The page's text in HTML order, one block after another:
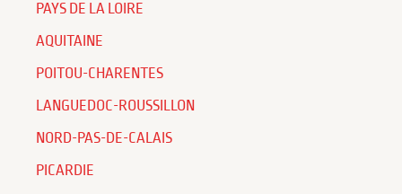
PAYS DE LA LOIRE
AQUITAINE
POITOU-CHARENTES
LANGUEDOC-ROUSSILLON
NORD-PAS-DE-CALAIS
PICARDIE